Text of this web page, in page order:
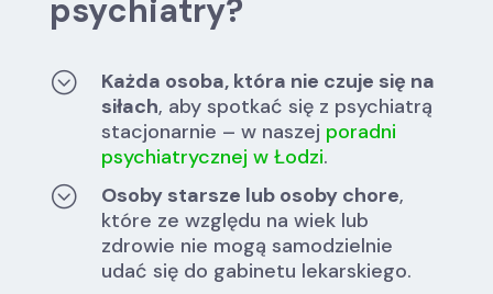
psychiatry?
;
Każda osoba, która nie czuje się na
siłach, aby spotkać się z psychiatrą
stacjonarnie – w naszej poradni
psychiatrycznej w Łodzi.
; Osoby starsze lub osoby chore,
które ze względu na wiek lub
zdrowie nie mogą samodzielnie
udać się do gabinetu lekarskiego.